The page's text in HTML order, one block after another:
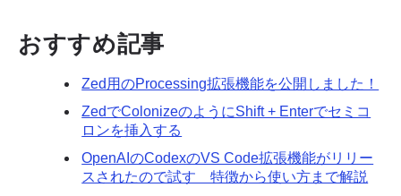
おすすめ記事
Zed用のProcessing拡張機能を公開しました！
ZedでColonizeのようにShift + Enterでセミコ
ロンを挿入する
OpenAIのCodexのVS Code拡張機能がリリー
スされたので試す 特徴から使い方まで解説